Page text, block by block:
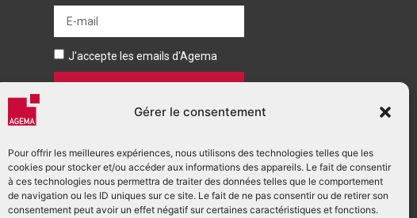
Gérer le consentement
Pour offrir les meilleures expériences, nous utilisons des technologies telles que les
cookies pour stocker et/ou accéder aux informations des appareils. Le fait de consentir
à ces technologies nous permettra de traiter des données telles que le comportement
de navigation ou les ID uniques sur ce site. Le fait de ne pas consentir ou de retirer son
consentement peut avoir un effet négatif sur certaines caractéristiques et fonctions.
J'accepte les emails d'Agema